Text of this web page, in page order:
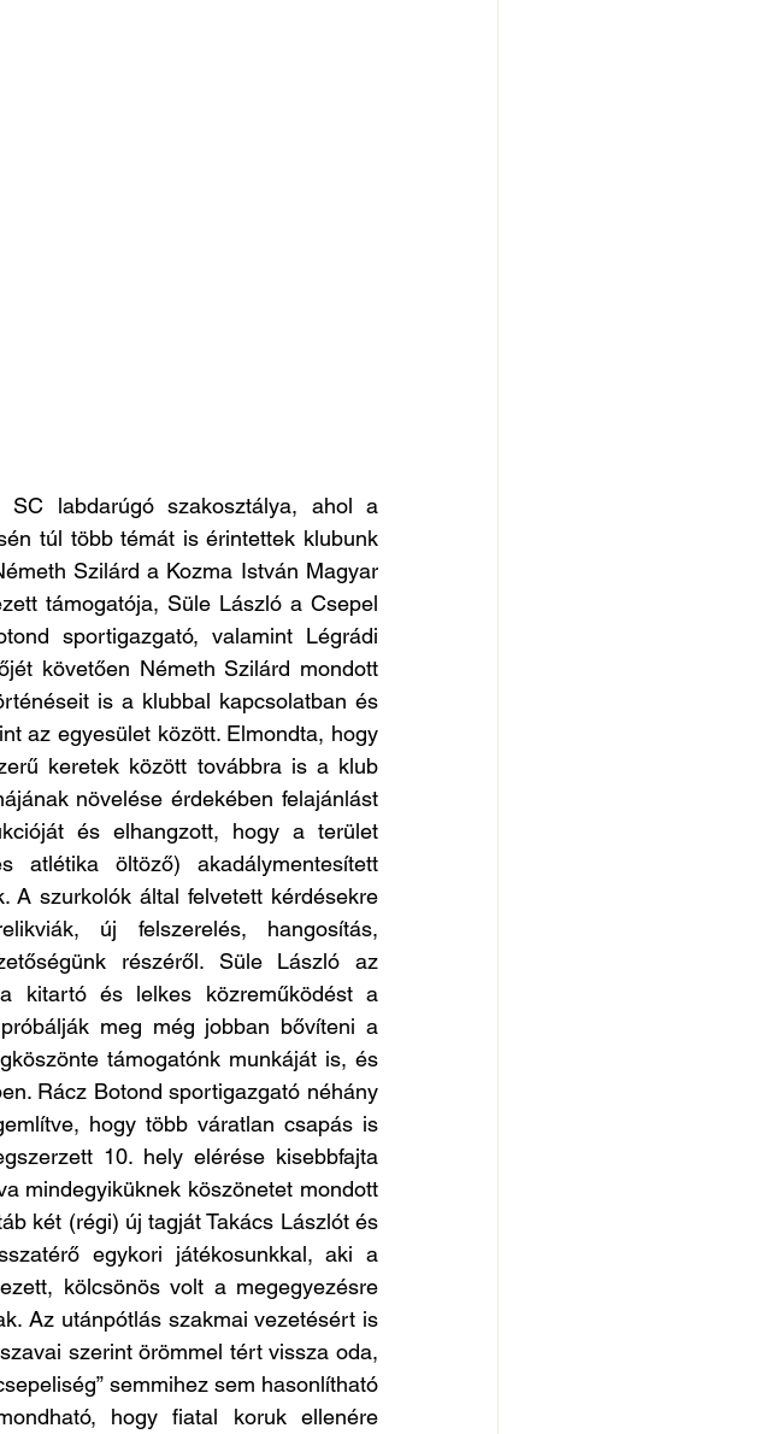
labdarúgó szakosztálya, ahol a
túl több témát is érintettek klubunk
Szilárd a Kozma István Magyar
támogatója, Süle László a Csepel
sportigazgató, valamint Légrádi
követően Németh Szilárd mondott
is a klubbal kapcsolatban és
az egyesület között. Elmondta, hogy
keretek között továbbra is a klub
növelése érdekében felajánlást
és elhangzott, hogy a terület
öltöző) akadálymentesített
A szurkolók által felvetett kérdésekre
új felszerelés, hangosítás,
részéről. Süle László az
kitartó és lelkes közreműködést a
meg még jobban bővíteni a
támogatónk munkáját is, és
Rácz Botond sportigazgató néhány
hogy több váratlan csapás is
10. hely elérése kisebbfajta
mindegyiküknek köszönetet mondott
két (régi) új tagját Takács Lászlót és
egykori játékosunkkal, aki a
kölcsönös volt a megegyezésre
Az utánpótlás szakmai vezetésért is
szerint örömmel tért vissza oda,
semmihez sem hasonlítható
hogy fiatal koruk ellenére